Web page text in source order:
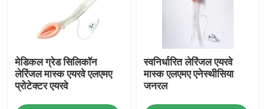
एनेस्थेसिया डिस्पोजेबल
OEM कैथेटर
मेडिकल ग्रेड सिलिकॉन
लेरिंजल मास्क एयरवे एलएमए
प्रोटेक्टर एयरवे
स्वनिर्धारित लेरिंजल एयरवे
मास्क एलएमए एनेस्थीसिया
जनरल